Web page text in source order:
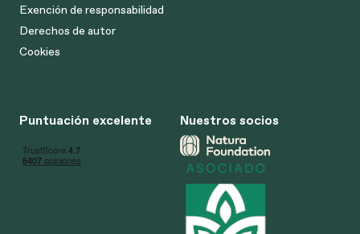
Exención de responsabilidad
Derechos de autor
Cookies
Puntuación excelente Nuestros socios